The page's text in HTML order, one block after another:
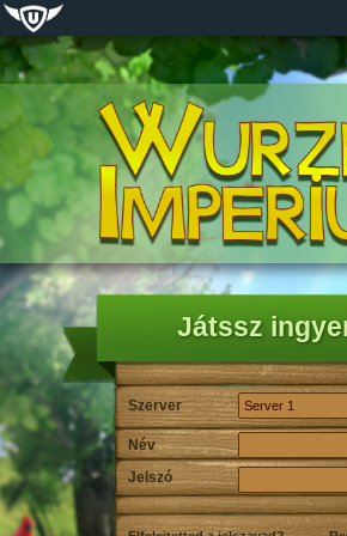
Játssz
Szerver
Név
Jelszó